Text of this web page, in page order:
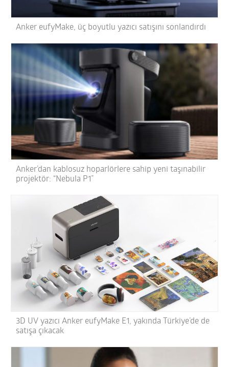
Anker eufyMake, üç boyutlu yazıcı satışını sonlandırdı
Anker’dan kablosuz hoparlörlere sahip yeni taşınabilir
projektör: “Nebula P1”
3D UV yazıcı Anker eufyMake E1, yakında Türkiye’de de
satışa çıkacak